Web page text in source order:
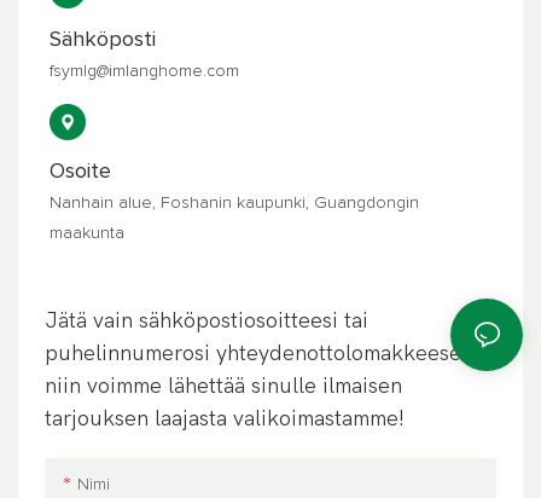
Sähköposti
fsymlg@imlanghome.com
Osoite
Nanhain alue, Foshanin kaupunki, Guangdongin
maakunta
Jätä vain sähköpostiosoitteesi tai
puhelinnumerosi yhteydenottolomakkeeseen,
niin voimme lähettää sinulle ilmaisen
tarjouksen laajasta valikoimastamme!
Nimi